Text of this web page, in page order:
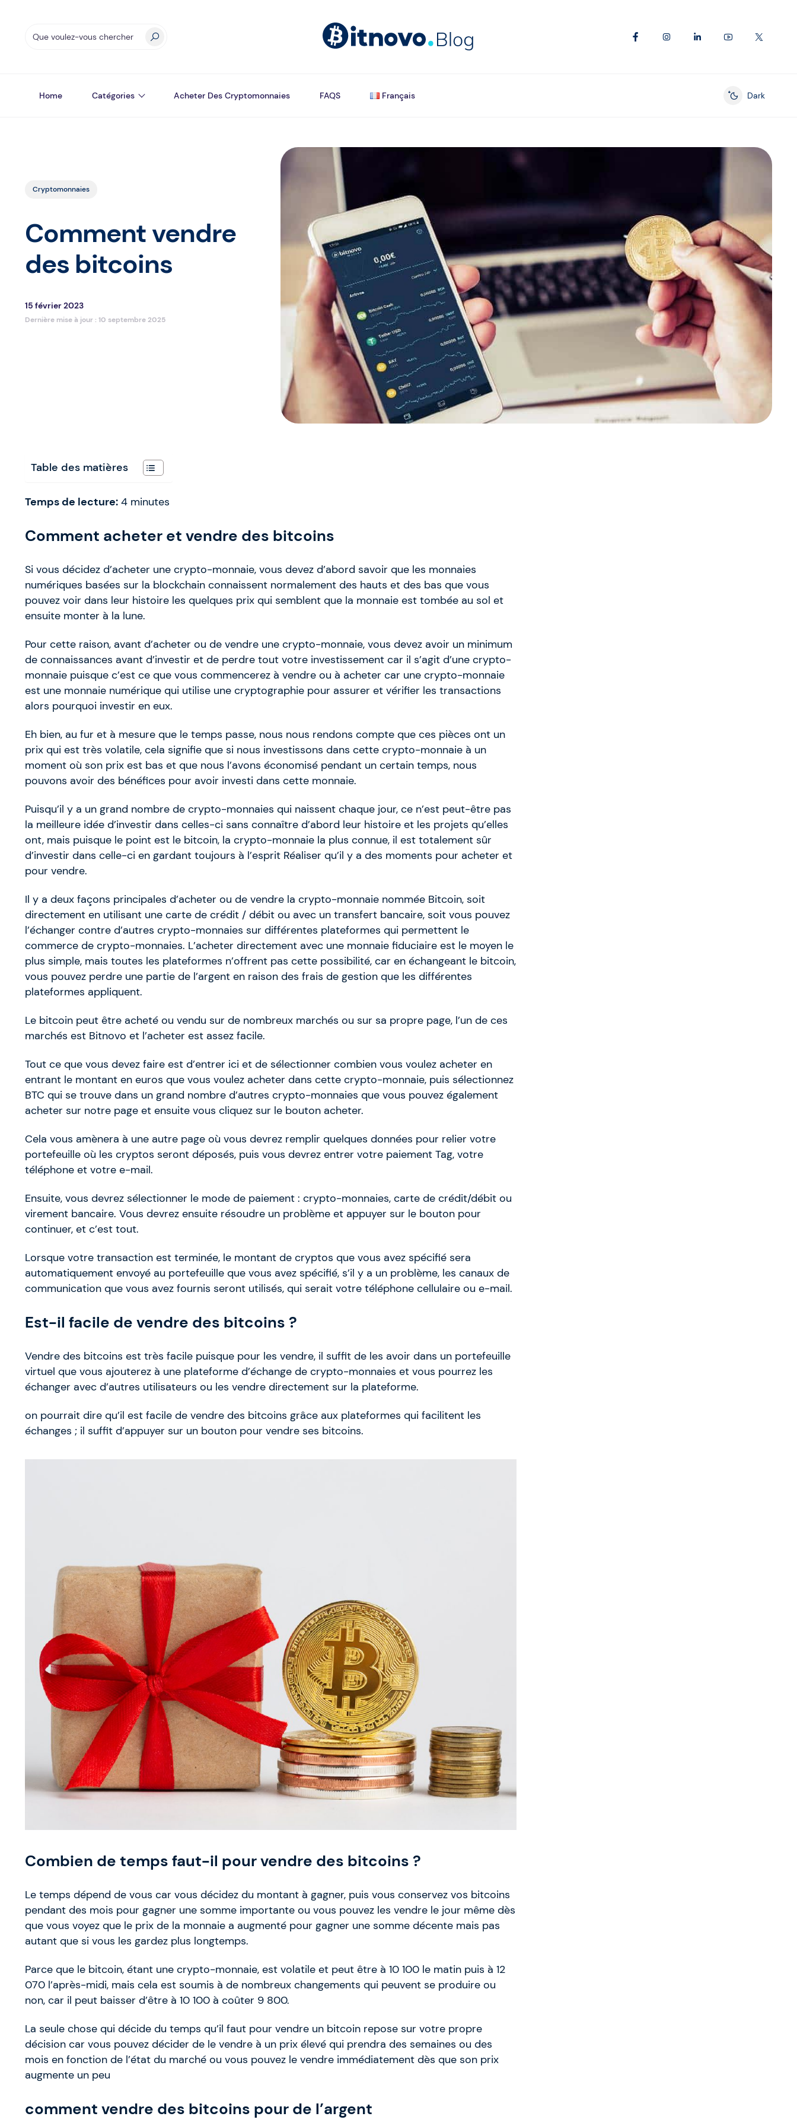
Home Catégories Acheter Des Cryptomonnaies FAQS Français
Enable dark
Dark
Cryptomonnaies
Comment vendre
des bitcoins
15 février 2023
Dernière mise à jour : 10 septembre 2025
Table des matières
Temps de lecture: 4 minutes
Comment acheter et vendre des bitcoins
Si vous décidez d’acheter une crypto-monnaie, vous devez d’abord savoir que les monnaies
numériques basées sur la blockchain connaissent normalement des hauts et des bas que vous
pouvez voir dans leur histoire les quelques prix qui semblent que la monnaie est tombée au sol et
ensuite monter à la lune.
Pour cette raison, avant d’acheter ou de vendre une crypto-monnaie, vous devez avoir un minimum
de connaissances avant d’investir et de perdre tout votre investissement car il s’agit d’une crypto-
monnaie puisque c’est ce que vous commencerez à vendre ou à acheter car une crypto-monnaie
est une monnaie numérique qui utilise une cryptographie pour assurer et vérifier les transactions
alors pourquoi investir en eux.
Eh bien, au fur et à mesure que le temps passe, nous nous rendons compte que ces pièces ont un
prix qui est très volatile, cela signifie que si nous investissons dans cette crypto-monnaie à un
moment où son prix est bas et que nous l’avons économisé pendant un certain temps, nous
pouvons avoir des bénéfices pour avoir investi dans cette monnaie.
Puisqu’il y a un grand nombre de crypto-monnaies qui naissent chaque jour, ce n’est peut-être pas
la meilleure idée d’investir dans celles-ci sans connaître d’abord leur histoire et les projets qu’elles
ont, mais puisque le point est le bitcoin, la crypto-monnaie la plus connue, il est totalement sûr
d’investir dans celle-ci en gardant toujours à l’esprit Réaliser qu’il y a des moments pour acheter et
pour vendre.
Il y a deux façons principales d’acheter ou de vendre la crypto-monnaie nommée Bitcoin, soit
directement en utilisant une carte de crédit / débit ou avec un transfert bancaire, soit vous pouvez
l’échanger contre d’autres crypto-monnaies sur différentes plateformes qui permettent le
commerce de crypto-monnaies. L’acheter directement avec une monnaie fiduciaire est le moyen le
plus simple, mais toutes les plateformes n’offrent pas cette possibilité, car en échangeant le bitcoin,
vous pouvez perdre une partie de l’argent en raison des frais de gestion que les différentes
plateformes appliquent.
Le bitcoin peut être acheté ou vendu sur de nombreux marchés ou sur sa propre page, l’un de ces
marchés est Bitnovo et l’acheter est assez facile.
Tout ce que vous devez faire est d’entrer ici et de sélectionner combien vous voulez acheter en
entrant le montant en euros que vous voulez acheter dans cette crypto-monnaie, puis sélectionnez
BTC qui se trouve dans un grand nombre d’autres crypto-monnaies que vous pouvez également
acheter sur notre page et ensuite vous cliquez sur le bouton acheter.
Cela vous amènera à une autre page où vous devrez remplir quelques données pour relier votre
portefeuille où les cryptos seront déposés, puis vous devrez entrer votre paiement Tag, votre
téléphone et votre e-mail.
Ensuite, vous devrez sélectionner le mode de paiement : crypto-monnaies, carte de crédit/débit ou
virement bancaire. Vous devrez ensuite résoudre un problème et appuyer sur le bouton pour
continuer, et c’est tout.
Lorsque votre transaction est terminée, le montant de cryptos que vous avez spécifié sera
automatiquement envoyé au portefeuille que vous avez spécifié, s’il y a un problème, les canaux de
communication que vous avez fournis seront utilisés, qui serait votre téléphone cellulaire ou e-mail.
Est-il facile de vendre des bitcoins ?
Vendre des bitcoins est très facile puisque pour les vendre, il suffit de les avoir dans un portefeuille
virtuel que vous ajouterez à une plateforme d’échange de crypto-monnaies et vous pourrez les
échanger avec d’autres utilisateurs ou les vendre directement sur la plateforme.
on pourrait dire qu’il est facile de vendre des bitcoins grâce aux plateformes qui facilitent les
échanges ; il suffit d’appuyer sur un bouton pour vendre ses bitcoins.
Combien de temps faut-il pour vendre des bitcoins ?
Le temps dépend de vous car vous décidez du montant à gagner, puis vous conservez vos bitcoins
pendant des mois pour gagner une somme importante ou vous pouvez les vendre le jour même dès
que vous voyez que le prix de la monnaie a augmenté pour gagner une somme décente mais pas
autant que si vous les gardez plus longtemps.
Parce que le bitcoin, étant une crypto-monnaie, est volatile et peut être à 10 100 le matin puis à 12
070 l’après-midi, mais cela est soumis à de nombreux changements qui peuvent se produire ou
non, car il peut baisser d’être à 10 100 à coûter 9 800.
La seule chose qui décide du temps qu’il faut pour vendre un bitcoin repose sur votre propre
décision car vous pouvez décider de le vendre à un prix élevé qui prendra des semaines ou des
mois en fonction de l’état du marché ou vous pouvez le vendre immédiatement dès que son prix
augmente un peu
comment vendre des bitcoins pour de l’argent